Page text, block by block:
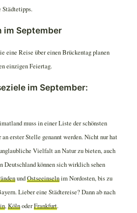
Städtetipps.
im September
eine Reise über einen Brückentag planen
einzigen Feiertag.
im September:
muss in einer Liste der schönsten
erster Stelle genannt werden. Nicht nur hat
Vielfalt an Natur zu bieten, auch
Deutschland können sich wirklich sehen
undOstseeinselnim Nordosten, bis zu
Lieber eine Städtereise? Dann ab nach
,KölnoderFrankfurt.